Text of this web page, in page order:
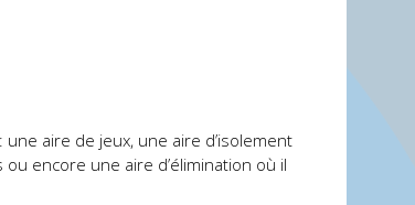
aire de jeux, une aire d’isolement
encore une aire d’élimination où il